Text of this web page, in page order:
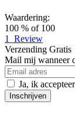
Waardering:
100 % of 100
1
Review
Verzending Gratis
Mail mij wanneer
Ja, ik
Inschrijven